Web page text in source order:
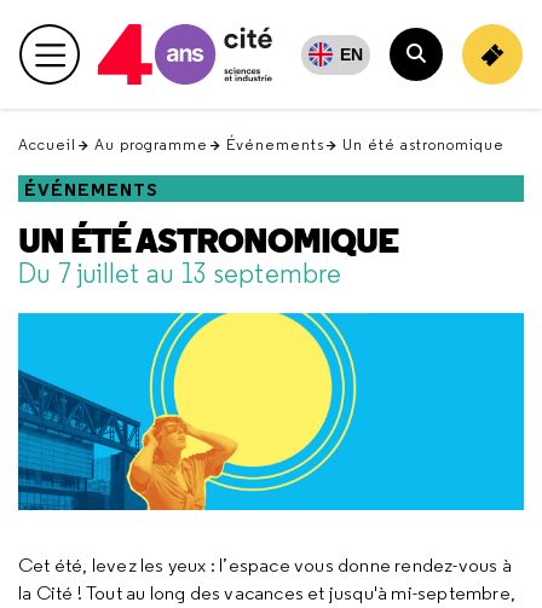
en
haut Menu principal EN
Rechercher
Accueil Au programme Événements Un été astronomique
ÉVÉNEMENTS
UN ÉTÉ ASTRONOMIQUE
Du 7 juillet au 13 septembre
Cet été, levez les yeux : l’espace vous donne rendez-vous à
la Cité ! Tout au long des vacances et jusqu'à mi-septembre,